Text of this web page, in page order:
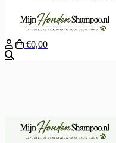
€0,00